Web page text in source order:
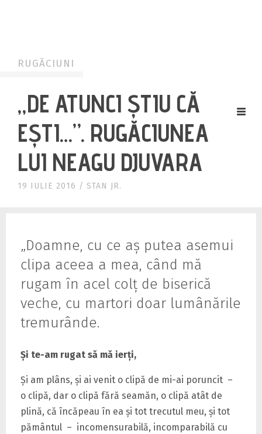
RUGĂCIUNI
„DE ATUNCI ȘTIU CĂ
EȘTI…”. RUGĂCIUNEA
LUI NEAGU DJUVARA
19 IULIE 2016 / STAN JR.
„Doamne, cu ce aș putea asemui
clipa aceea a mea, când mă
rugam în acel colț de biserică
veche, cu martori doar lumânările
tremurânde.
Și te-am rugat să mă ierți,
Și am plâns, și ai venit o clipă de mi-ai poruncit –
o clipă, dar o clipă fără seamăn, o clipă atât de
plină, că încăpeau în ea și tot trecutul meu, și tot
pământul – incomensurabilă, incomparabilă cu